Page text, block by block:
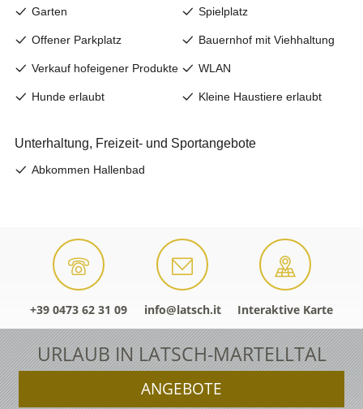
+39 0473 62 31 09 info@latsch.it Interaktive Karte
URLAUB IN LATSCH-MARTELLTAL
ANGEBOTE